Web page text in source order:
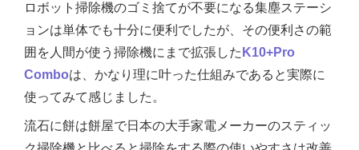
ロボット掃除機のゴミ捨てが不要になる集塵ステーシ
ョンは単体でも十分に便利でしたが、その便利さの範
囲を人間が使う掃除機にまで拡張した K10+Pro
Comboは、かなり理に叶った仕組みであると実際に
使ってみて感じました。
流石に餅は餅屋で日本の大手家電メーカーのスティッ